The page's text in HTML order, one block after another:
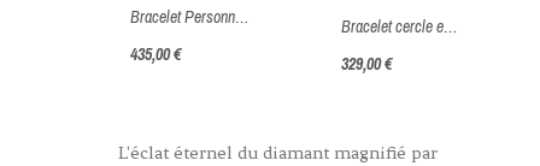
Bracelet Personnalisable sur chaîne en Or 375 millièmes (9 carats) de 435€ à 465€
435,00 €
Bracelet cercle en fil, serti d’un diamant de laboratoire - Or Jaune ou Or Blanc 375 millièmes (9 Carats)
329,00 €
L'éclat éternel du diamant magnifié par